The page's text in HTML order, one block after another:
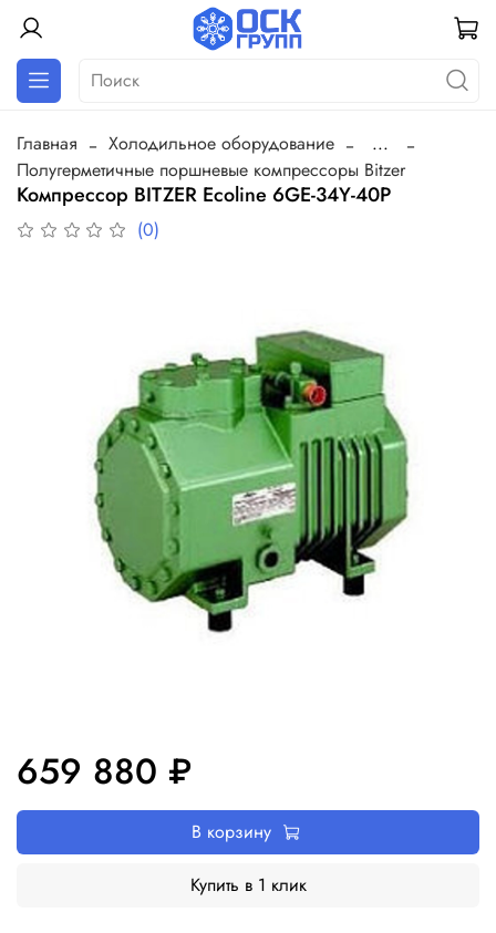
Главная Холодильное оборудование
...
Полугерметичные поршневые компрессоры Bitzer
Компрессор BITZER Ecoline 6GE-34Y-40P
(0)
659 880 ₽
В корзину
Купить в 1 клик